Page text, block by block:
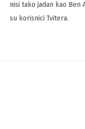
nisi tako jadan kao Ben
su korisnici Tvitera.